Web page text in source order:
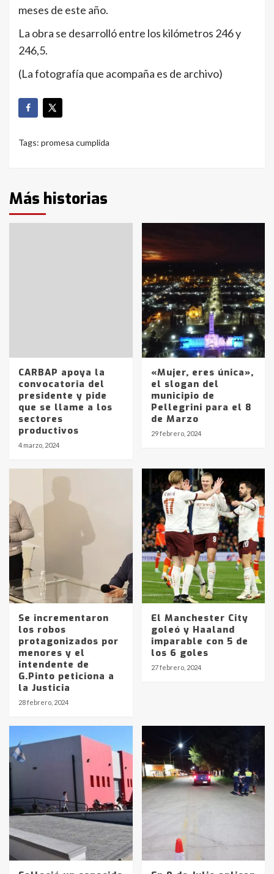
meses de este año.
La obra se desarrolló entre los kilómetros 246 y
246,5.
(La fotografía que acompaña es de archivo)
Tags: promesa cumplida
Más historias
CARBAP apoya la
convocatoria del
presidente y pide
que se llame a los
sectores
productivos
4 marzo, 2024
«Mujer, eres única»,
el slogan del
municipio de
Pellegrini para el 8
de Marzo
29 febrero, 2024
Se incrementaron
los robos
protagonizados por
menores y el
intendente de
G.Pinto peticiona a
la Justicia
28 febrero, 2024
El Manchester City
goleó y Haaland
imparable con 5 de
los 6 goles
27 febrero, 2024
en la mañana del lunes
4
Accidente en Ruta 5: falleció un
joven de Trenque Lauquen
Los precios de los combustibles en
La Pampa, desde YPF hasta Axion
entre 857 a 1338 pesos